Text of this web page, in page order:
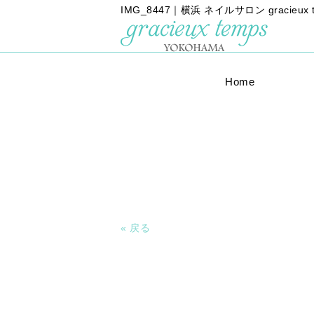
IMG_8447｜横浜 ネイルサロン gracieux
Home
« 戻る